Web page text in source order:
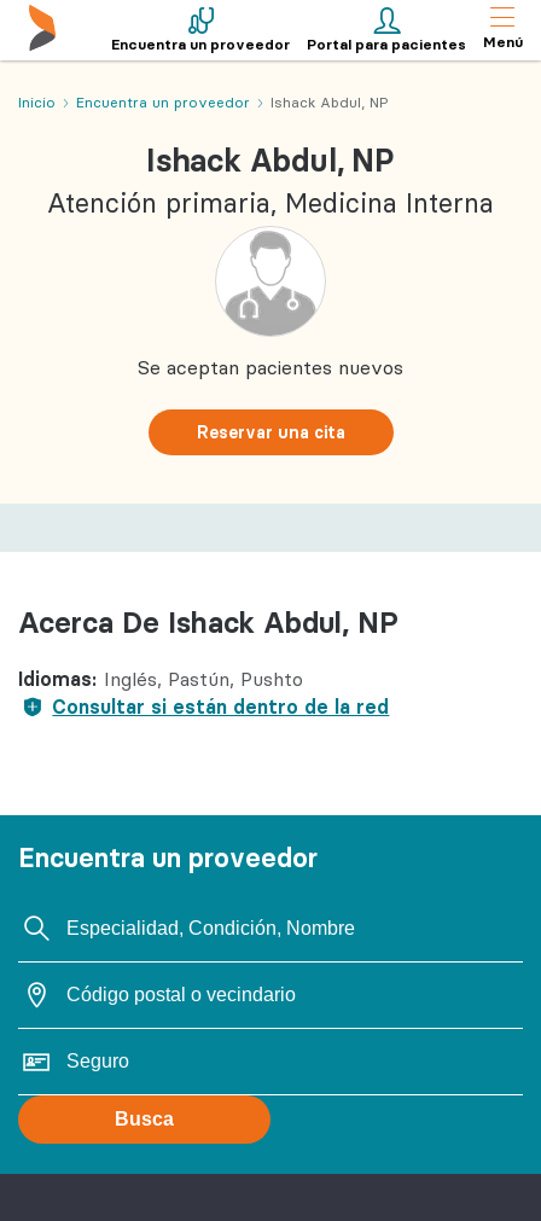
Encuentra un proveedor Portal para pacientes Menú
Inicio Encuentra un proveedor Ishack Abdul, NP
Ishack Abdul, NP
Atención primaria, Medicina Interna
Se aceptan pacientes nuevos
Reservar una cita
Acerca De Ishack Abdul, NP
Idiomas: Inglés Pastún Pushto
Consultar si están dentro de la red
Encuentra un proveedor
Busca